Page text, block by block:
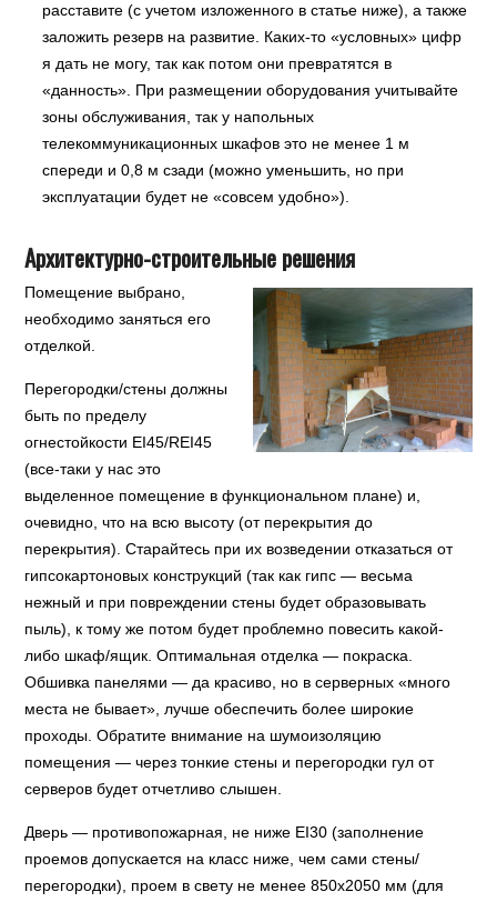
расставите (с учетом изложенного в статье ниже), а также
заложить резерв на развитие. Каких-то «условных» цифр
я дать не могу, так как потом они превратятся в
«данность». При размещении оборудования учитывайте
зоны обслуживания, так у напольных
телекоммуникационных шкафов это не менее 1 м
спереди и 0,8 м сзади (можно уменьшить, но при
эксплуатации будет не «совсем удобно»).
Архитектурно-строительные решения
Помещение выбрано,
необходимо заняться его
отделкой.
Перегородки/стены должны
быть по пределу
огнестойкости EI45/REI45
(все-таки у нас это
выделенное помещение в функциональном плане) и,
очевидно, что на всю высоту (от перекрытия до
перекрытия). Старайтесь при их возведении отказаться от
гипсокартоновых конструкций (так как гипс — весьма
нежный и при повреждении стены будет образовывать
пыль), к тому же потом будет проблемно повесить какой-
либо шкаф/ящик. Оптимальная отделка — покраска.
Обшивка панелями — да красиво, но в серверных «много
места не бывает», лучше обеспечить более широкие
проходы. Обратите внимание на шумоизоляцию
помещения — через тонкие стены и перегородки гул от
серверов будет отчетливо слышен.
Дверь — противопожарная, не ниже EI30 (заполнение
проемов допускается на класс ниже, чем сами стены/
перегородки), проем в свету не менее 850х2050 мм (для